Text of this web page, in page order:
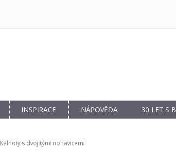
INSPIRACE NÁPOVĚDA 30 LET S
Kalhoty s dvojitými nohavicemi